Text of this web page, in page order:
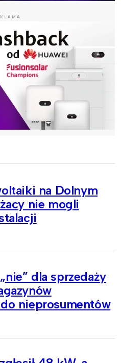
na Dolnym
nie mogli
dla sprzedaży
nieprosumentów